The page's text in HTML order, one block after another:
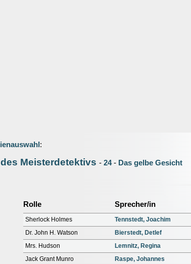
:
Meisterdetektivs - 24- Das gelbe Gesicht
Rolle Sprecher/in
Sherlock Holmes
Tennstedt, Joachim
Dr. John H. Watson
Bierstedt, Detlef
Mrs. Hudson
Lemnitz, Regina
Jack Grant Munro
Raspe, Johannes